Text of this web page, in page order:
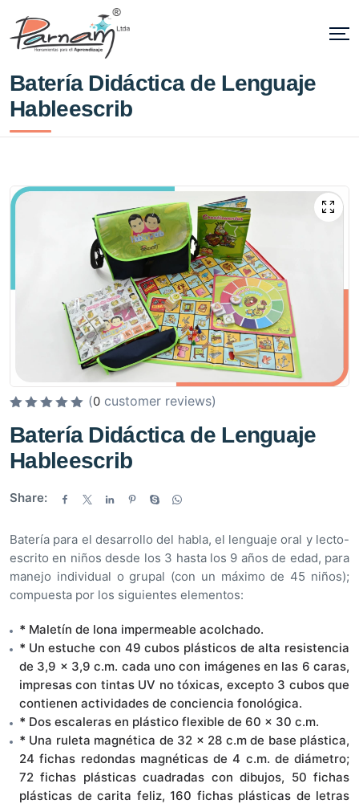
Batería Didáctica de Lenguaje
Hableescrib
a
l
r
d
o
e
n
(0 customer reviews)
Batería Didáctica de Lenguaje
Hableescrib
Share:
Batería para el desarrollo del habla, el lenguaje oral y lecto-
escrito en niños desde los 3 hasta los 9 años de edad, para
manejo individual o grupal (con un máximo de 45 niños);
compuesta por los siguientes elementos:
* Maletín de lona impermeable acolchado.
* Un estuche con 49 cubos plásticos de alta resistencia
de 3,9 x 3,9 c.m. cada uno con imágenes en las 6 caras,
impresas con tintas UV no tóxicas, excepto 3 cubos que
contienen actividades de conciencia fonológica.
* Dos escaleras en plástico flexible de 60 x 30 c.m.
* Una ruleta magnética de 32 x 28 c.m de base plástica,
24 fichas redondas magnéticas de 4 c.m. de diámetro;
72 fichas plásticas cuadradas con dibujos, 50 fichas
plásticas de carita feliz, 160 fichas plásticas de letras